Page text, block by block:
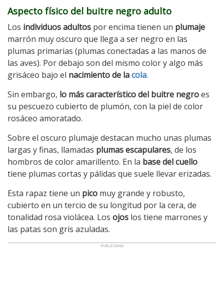
Aspecto físico del buitre negro adulto
Los individuos adultos por encima tienen un plumaje
marrón muy oscuro que llega a ser negro en las
plumas primarias (plumas conectadas a las manos de
las aves). Por debajo son del mismo color y algo más
grisáceo bajo el nacimiento de lacola.
Sin embargo, lo más característico del buitre negroes
su pescuezo cubierto de plumón, con la piel de color
rosáceo amoratado.
Sobre el oscuro plumaje destacan mucho unas plumas
largas y finas, llamadas plumas escapulares, de los
hombros de color amarillento. En la base del cuello
tiene plumas cortas y pálidas que suele llevar erizadas.
Esta rapaz tiene un pico muy grande y robusto,
cubierto en un tercio de su longitud por la cera, de
tonalidad rosa violácea. Los ojos los tiene marrones y
las patas son gris azuladas.